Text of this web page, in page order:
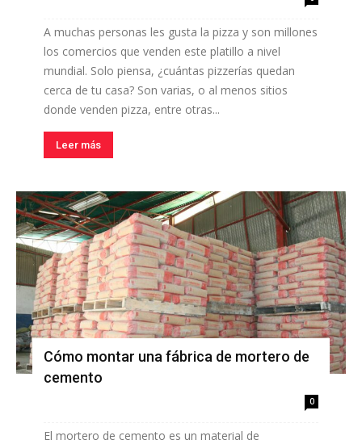
A muchas personas les gusta la pizza y son millones
los comercios que venden este platillo a nivel
mundial. Solo piensa, ¿cuántas pizzerías quedan
cerca de tu casa? Son varias, o al menos sitios
donde venden pizza, entre otras...
Leer más
Cómo montar una fábrica de mortero de
cemento
0
El mortero de cemento es un material de